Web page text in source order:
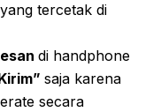
tercetak di
di handphone
saja karena
secara